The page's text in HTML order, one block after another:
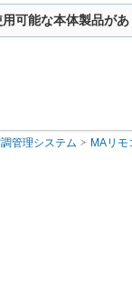
可能な本体製品が
管理システム MAリモ